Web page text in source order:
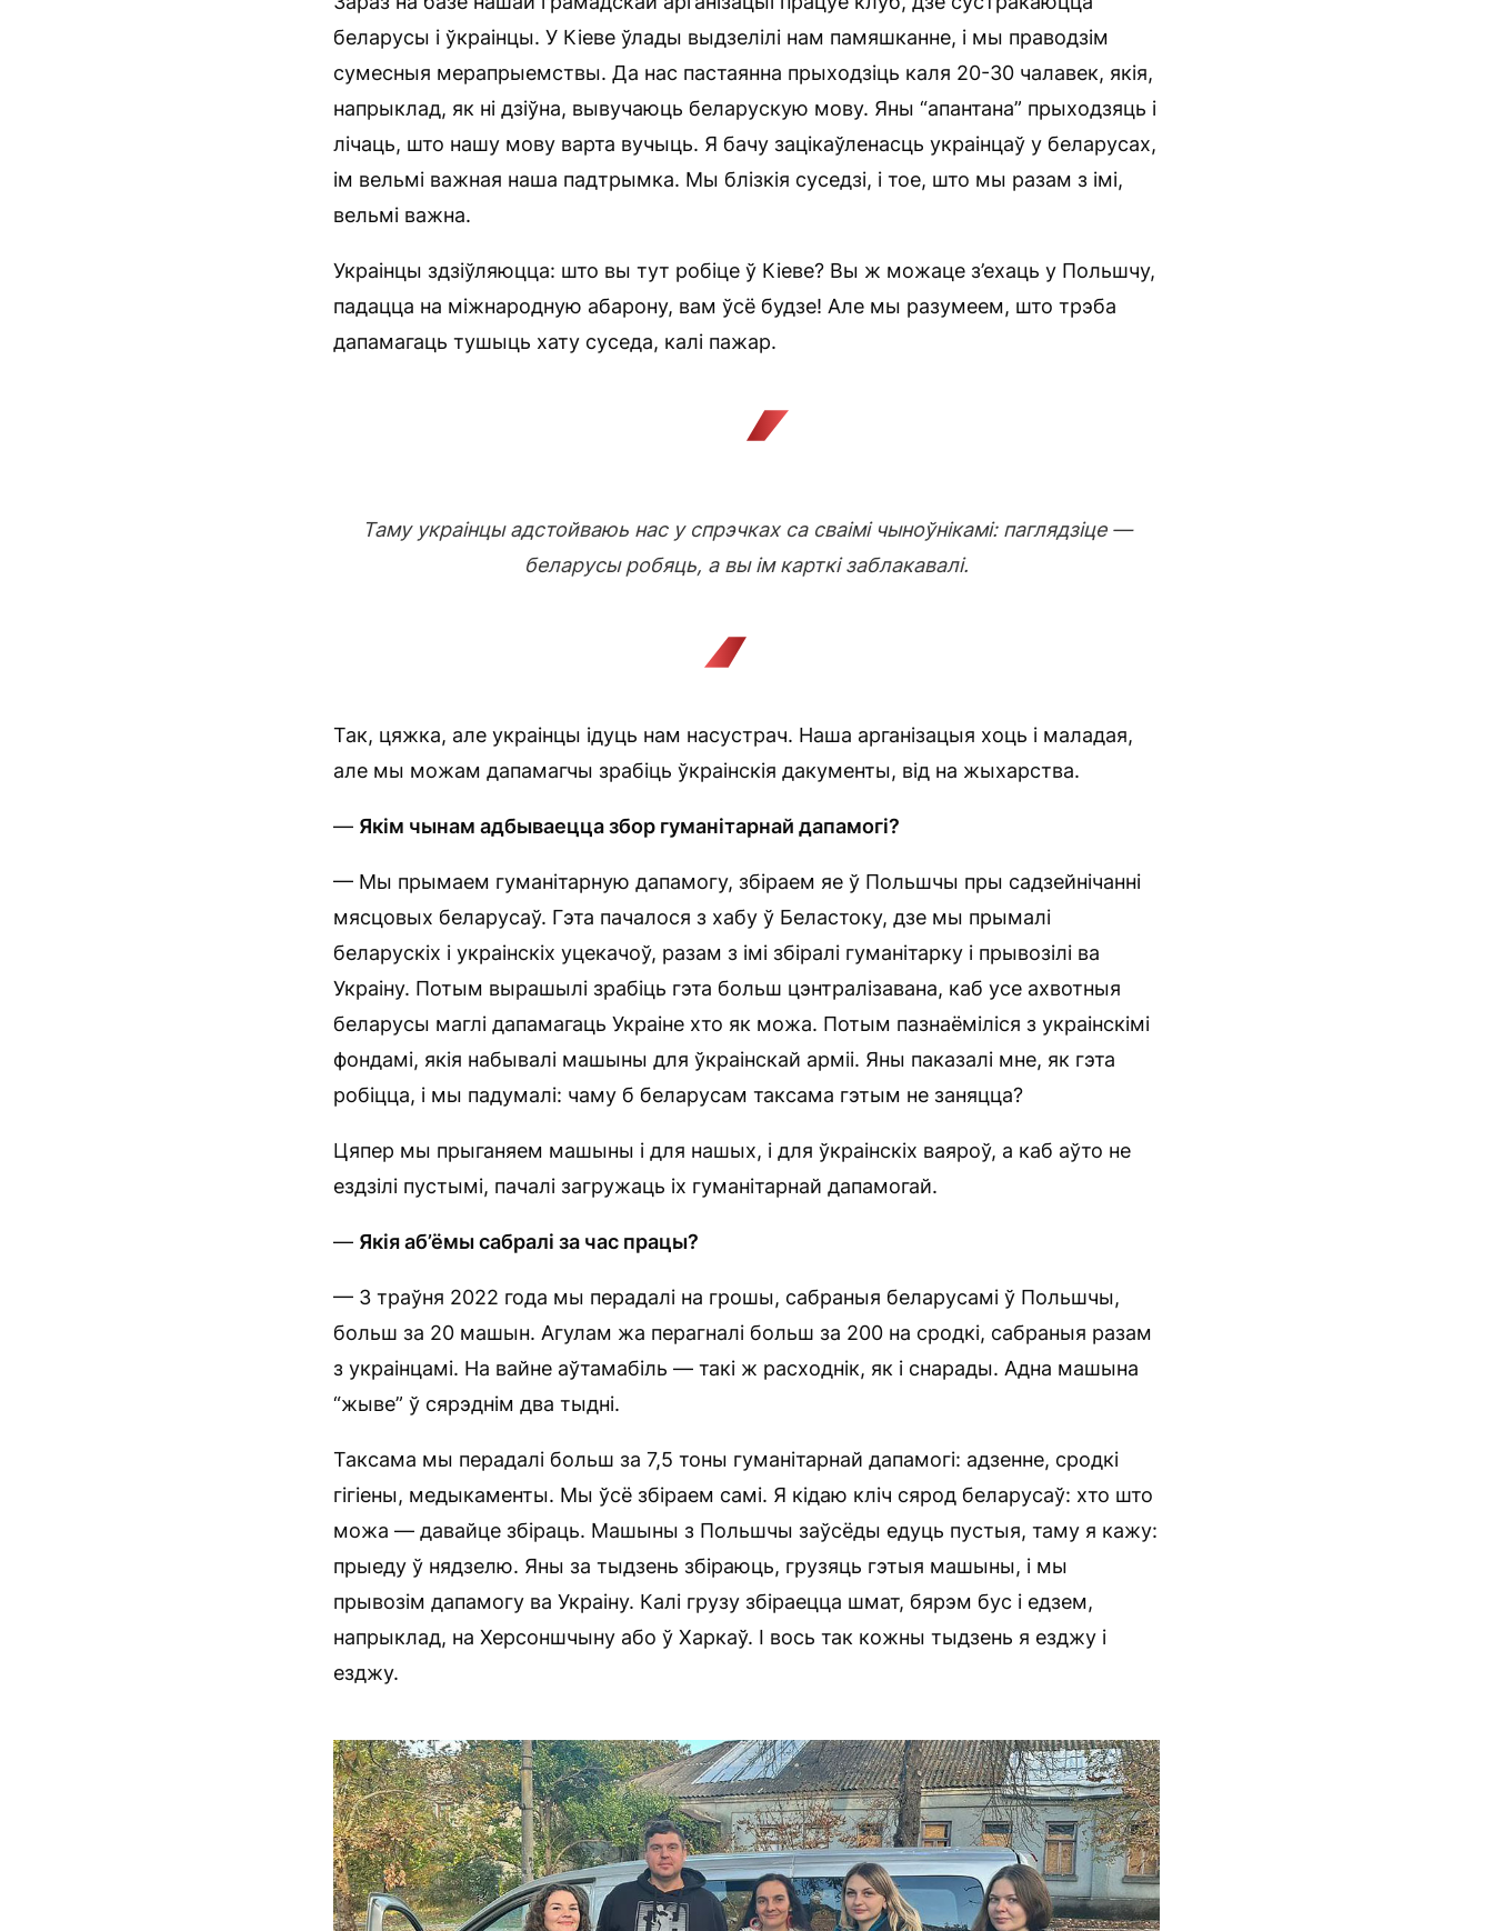
беларусы і ўкраінцы. У Кіеве ўлады выдзелілі нам памяшканне, і мы праводзім
сумесныя мерапрыемствы. Да нас пастаянна прыходзіць каля 20-30 чалавек, якія,
напрыклад, як ні дзіўна, вывучаюць беларускую мову. Яны “апантана” прыходзяць і
лічаць, што нашу мову варта вучыць. Я бачу зацікаўленасць украінцаў у беларусах,
ім вельмі важная наша падтрымка. Мы блізкія суседзі, і тое, што мы разам з імі,
вельмі важна.
Украінцы здзіўляюцца: што вы тут робіце ў Кіеве? Вы ж можаце з’ехаць у Польшчу,
падацца на міжнародную абарону, вам ўсё будзе! Але мы разумеем, што трэба
дапамагаць тушыць хату суседа, калі пажар.
Таму украінцы адстойваюь нас у спрэчках са сваімі чыноўнікамі: паглядзіце —
беларусы робяць, а вы ім карткі заблакавалі.
Так, цяжка, але украінцы ідуць нам насустрач. Наша арганізацыя хоць і маладая,
але мы можам дапамагчы зрабіць ўкраінскія дакументы, від на жыхарства.
— Якім чынам адбываецца збор гуманітарнай дапамогі?
— Мы прымаем гуманітарную дапамогу, збіраем яе ў Польшчы пры садзейнічанні
мясцовых беларусаў. Гэта пачалося з хабу ў Беластоку, дзе мы прымалі
беларускіх і украінскіх уцекачоў, разам з імі збіралі гуманітарку і прывозілі ва
Украіну. Потым вырашылі зрабіць гэта больш цэнтралізавана, каб усе ахвотныя
беларусы маглі дапамагаць Украіне хто як можа. Потым пазнаёміліся з украінскімі
фондамі, якія набывалі машыны для ўкраінскай арміі. Яны паказалі мне, як гэта
робіцца, і мы падумалі: чаму б беларусам таксама гэтым не заняцца?
Цяпер мы прыганяем машыны і для нашых, і для ўкраінскіх ваяроў, а каб аўто не
ездзілі пустымі, пачалі загружаць іх гуманітарнай дапамогай.
— Якія аб’ёмы сабралі за час працы?
— З траўня 2022 года мы перадалі на грошы, сабраныя беларусамі ў Польшчы,
больш за 20 машын. Агулам жа перагналі больш за 200 на сродкі, сабраныя разам
з украінцамі. На вайне аўтамабіль — такі ж расходнік, як і снарады. Адна машына
“жыве” ў сярэднім два тыдні.
Таксама мы перадалі больш за 7,5 тоны гуманітарнай дапамогі: адзенне, сродкі
гігіены, медыкаменты. Мы ўсё збіраем самі. Я кідаю кліч сярод беларусаў: хто што
можа — давайце збіраць. Машыны з Польшчы заўсёды едуць пустыя, таму я кажу:
прыеду ў нядзелю. Яны за тыдзень збіраюць, грузяць гэтыя машыны, і мы
прывозім дапамогу ва Украіну. Калі грузу збіраецца шмат, бярэм бус і едзем,
напрыклад, на Херсоншчыну або ў Харкаў. І вось так кожны тыдзень я езджу і
езджу.